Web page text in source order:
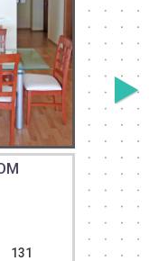
131